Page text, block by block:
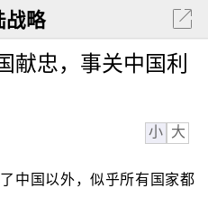
战略
献忠，事关中国利
小 大
中国以外，似乎所有国家都